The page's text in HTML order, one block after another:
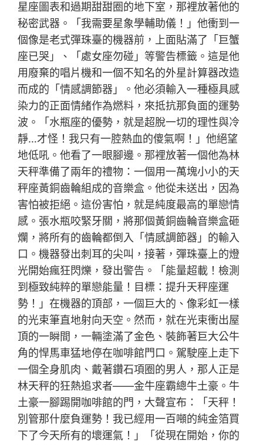
星座圖表和過期甜甜圈的地下室，那裡放著他的
秘密武器。「我需要星象學輔助儀！」他衝到一
個像是老式彈珠臺的機器前，上面貼滿了「巨蟹
座已哭」、「處女座勿碰」等警告標籤。這是他
用廢棄的唱片機和一個不知名的外星計算器改造
而成的「情感調節器」。他必須輸入一種極具感
染力的正面情緒作為燃料，來抵抗那負面的運勢
波。「水瓶座的優勢，就是超脫一切的理性與冷
靜…才怪！我只有一腔熱血的傻氣啊！」他絕望
地低吼。他看了一眼腳邊。那裡放著一個他為林
天秤準備了兩年的禮物：一個用一萬塊小小的天
秤座黃銅齒輪組成的音樂盒。他從未送出，因為
害怕被拒絕。這份害怕，就是純度最高的單戀情
感。張水瓶咬緊牙關，將那個黃銅齒輪音樂盒砸
爛，將所有的齒輪都倒入「情感調節器」的輸入
口。機器發出刺耳的尖叫，接著，彈珠臺上的燈
光開始瘋狂閃爍，發出警告。「能量超載！檢測
到極致純粹的單戀能量！目標：提升天秤座運
勢！」在機器的頂部，一個巨大的、像彩虹一樣
的光束筆直地射向天空。然而，就在光束衝出屋
頂的一瞬間，一輛塗滿了金色、裝飾著巨大公牛
角的悍馬車猛地停在咖啡館門口。駕駛座上走下
一個全身肌肉、戴著鑽石項圈的男人，那人正是
林天秤的狂熱追求者——金牛座霸總牛土豪。牛
土豪一腳踢開咖啡館的門，大聲宣布：「天秤！
別管那什麼負運勢！我已經用一百噸的純金箔買
下了今天所有的壞運氣！」「從現在開始，你的